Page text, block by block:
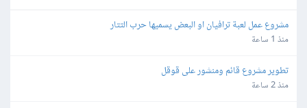
مشروع عمل لعبة ترافيان او البعض يسميها حرب التتار
منذ 1 ساعة
تطوير مشروع قائم ومنشور على قوقل
منذ 2 ساعة